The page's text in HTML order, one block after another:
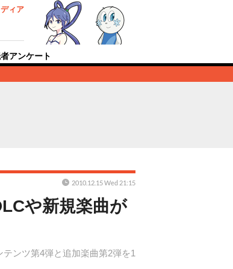
ィア
アンケート
や新規楽曲が
ンツ第4弾と追加楽曲第2弾を1
2010.12.15 Wed 21:15